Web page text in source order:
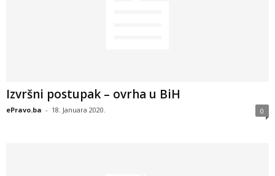
Izvršni postupak – ovrha u BiH
ePravo.ba - 18. Januara 2020. 0